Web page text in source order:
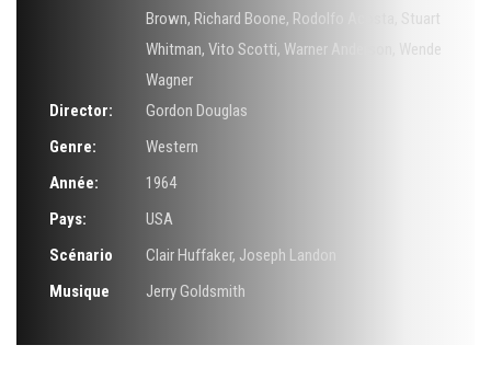
Brown, Richard Boone, Rodolfo Acosta
Stuart
Whitman, Vito Scotti, Warner Anderson
Wende
Wagner
Director:
Gordon Douglas
Genre:
Western
Année:
1964
Pays:
USA
Scénario
Clair Huffaker, Joseph Landon
Musique
Jerry Goldsmith